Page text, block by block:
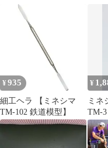
¥ 935
細工ヘラ 【ミネシマ
TM-102 鉄道模型】
¥
ミネ
TM-3